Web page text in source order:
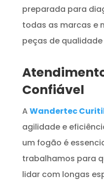
preparada para
todas as marcas e
peças de
Confiável
AWandertec
agilidade e
um fogão é
trabalhamos para
lidar com longas